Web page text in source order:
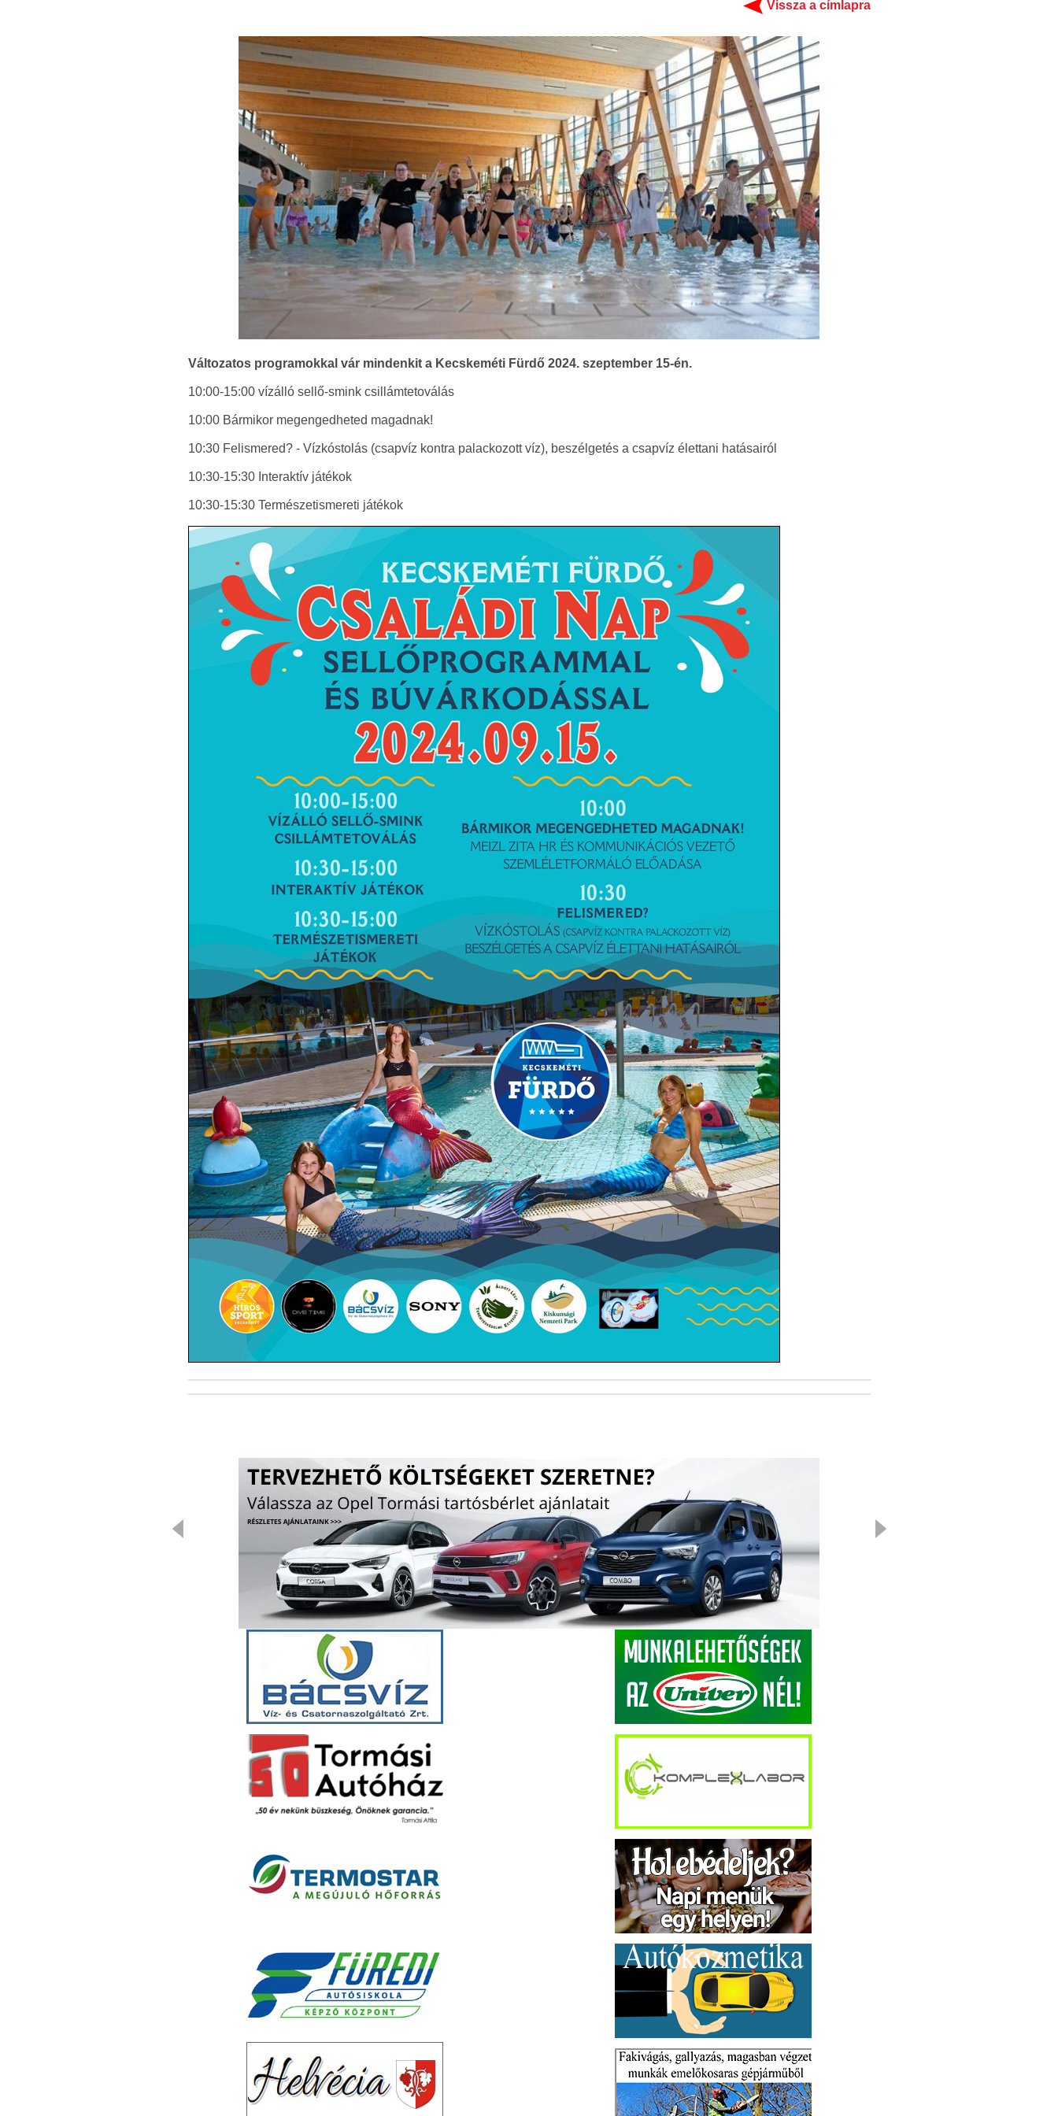
Vissza a címlapra
Változatos programokkal vár mindenkit a Kecskeméti Fürdő 2024. szeptember 15-én.
10:00-15:00 vízálló sellő-smink csillámtetoválás
10:00 Bármikor megengedheted magadnak!
10:30 Felismered? - Vízkóstolás (csapvíz kontra palackozott víz), beszélgetés a csapvíz élettani hatásairól
10:30-15:30 Interaktív játékok
10:30-15:30 Természetismereti játékok